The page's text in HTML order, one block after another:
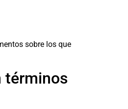
sobre los que
términos